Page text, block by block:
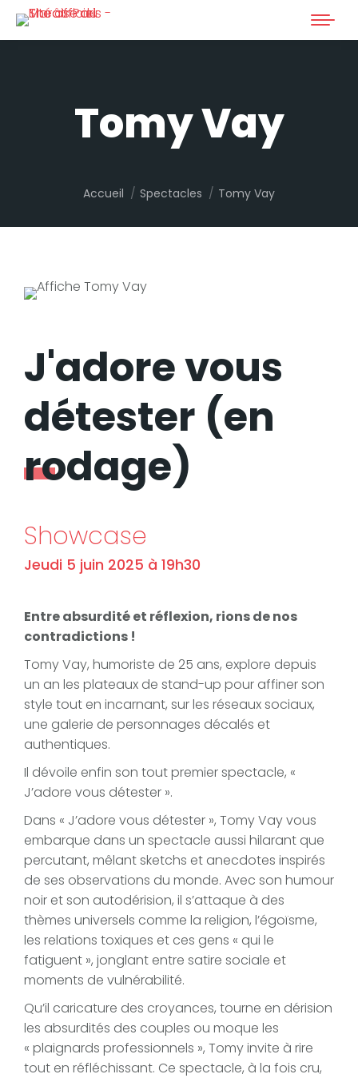
Tomy Vay
Vous êtes ici :
Accueil Spectacles Tomy Vay
J'adore vous
détester (en
rodage)
Showcase
Jeudi 5 juin 2025 à 19h30
Entre absurdité et réflexion, rions de nos
contradictions !
Tomy Vay, humoriste de 25 ans, explore depuis
un an les plateaux de stand-up pour affiner son
style tout en incarnant, sur les réseaux sociaux,
une galerie de personnages décalés et
authentiques.
Il dévoile enfin son tout premier spectacle, «
J’adore vous détester ».
Dans « J’adore vous détester », Tomy Vay vous
embarque dans un spectacle aussi hilarant que
percutant, mêlant sketchs et anecdotes inspirés
de ses observations du monde. Avec son humour
noir et son autodérision, il s’attaque à des
thèmes universels comme la religion, l’égoïsme,
les relations toxiques et ces gens « qui le
fatiguent », jonglant entre satire sociale et
moments de vulnérabilité.
Qu’il caricature des croyances, tourne en dérision
les absurdités des couples ou moque les
« plaignards professionnels », Tomy invite à rire
tout en réfléchissant. Ce spectacle, à la fois cru,